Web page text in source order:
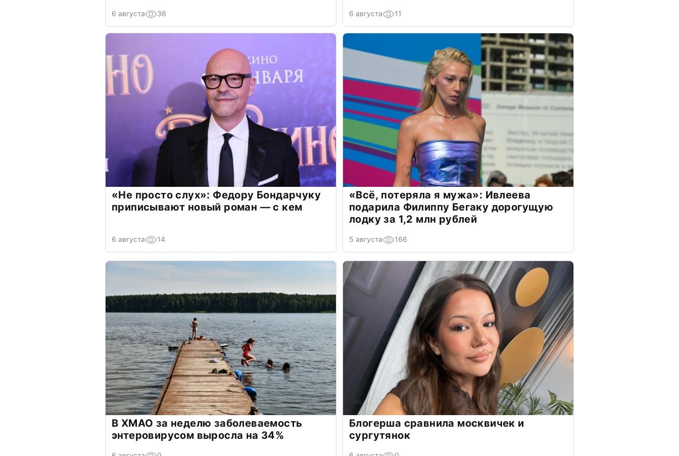
6 августа 36 6 августа 11
«Не просто слух»: Федору Бондарчуку
приписывают новый роман — с кем
6 августа 14
«Всё, потеряла я мужа»: Ивлеева
подарила Филиппу Бегаку дорогущую
лодку за 1,2 млн рублей
5 августа 166
В ХМАО за неделю заболеваемость
энтеровирусом выросла на 34%
Блогерша сравнила москвичек и
сургутянок